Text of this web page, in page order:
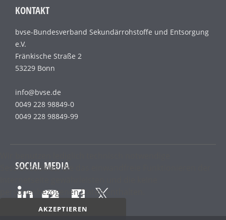
KONTAKT
bvse-Bundesverband Sekundärrohstoffe und Entsorgung
e.V.
Fränkische Straße 2
53229 Bonn
info@bvse.de
0049 228 98849-0
0049 228 98849-99
SOCIAL MEDIA
Sessioncookies, die das einwandfreie Funktionieren der
personenbezogenen Daten enthalten.
AKZEPTIEREN